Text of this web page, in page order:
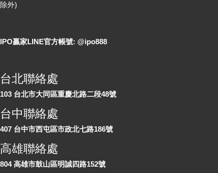
除外)
IPO贏家LINE官方帳號: @ipo888
台北聯絡處
103 台北市大同區重慶北路二段48號
台中聯絡處
407 台中市西屯區市政北七路186號
高雄聯絡處
804 高雄市鼓山區明誠四路152號